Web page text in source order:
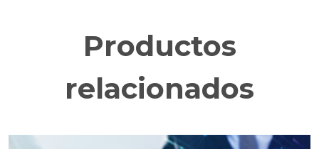
Productos
relacionados